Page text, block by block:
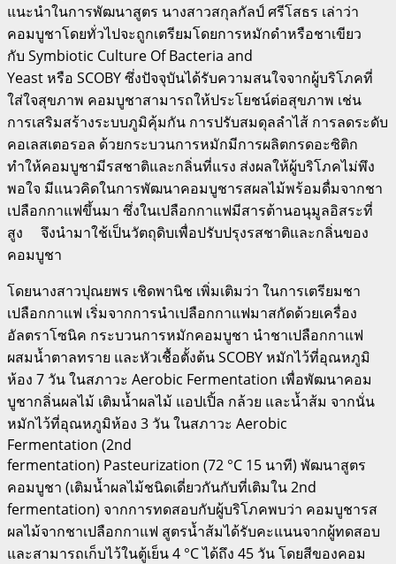
แนะนำในการพัฒนาสูตร นางสาวสกุลกัลป์ ศรีโสธร เล่าว่า
คอมบูชาโดยทั่วไปจะถูกเตรียมโดยการหมักดำหรือชาเขียว
กับ Symbiotic Culture Of Bacteria and
Yeast หรือ SCOBY ซึ่งปัจจุบันได้รับความสนใจจากผู้บริโภคที่
ใส่ใจสุขภาพ คอมบูชาสามารถให้ประโยชน์ต่อสุขภาพ เช่น
การเสริมสร้างระบบภูมิคุ้มกัน การปรับสมดุลลำไส้ การลดระดับ
คอเลสเตอรอล ด้วยกระบวนการหมักมีการผลิตกรดอะซิติก
ทำให้คอมบูชามีรสชาติและกลิ่นที่แรง ส่งผลให้ผู้บริโภคไม่พึง
พอใจ มีแนวคิดในการพัฒนาคอมบูชารสผลไม้พร้อมดื่มจากชา
เปลือกกาแฟขึ้นมา ซึ่งในเปลือกกาแฟมีสารต้านอนุมูลอิสระที่
สูง จึงนำมาใช้เป็นวัตถุดิบเพื่อปรับปรุงรสชาติและกลิ่นของ
คอมบูชา
โดยนางสาวปุณยพร เชิดพานิช เพิ่มเติมว่า ในการเตรียมชา
เปลือกกาแฟ เริ่มจากการนำเปลือกกาแฟมาสกัดด้วยเครื่อง
อัลตราโซนิค กระบวนการหมักคอมบูชา นำชาเปลือกกาแฟ
ผสมน้ำตาลทราย และหัวเชื้อตั้งต้น SCOBY หมักไว้ที่อุณหภูมิ
ห้อง 7 วัน ในสภาวะ Aerobic Fermentation เพื่อพัฒนาคอม
บูชากลิ่นผลไม้ เติมน้ำผลไม้ แอปเปิ้ล กล้วย และน้ำส้ม จากนั่น
หมักไว้ที่อุณหภูมิห้อง 3 วัน ในสภาวะ Aerobic
Fermentation (2nd
fermentation) Pasteurization (72 °C 15 นาที) พัฒนาสูตร
คอมบูชา (เติมน้ำผลไม้ชนิดเดี่ยวกันกับที่เติมใน 2nd
fermentation) จากการทดสอบกับผู้บริโภคพบว่า คอมบูชารส
ผลไม้จากชาเปลือกกาแฟ สูตรน้ำส้มได้รับคะแนนจากผู้ทดสอบ
และสามารถเก็บไว้ในตู้เย็น 4 °C ได้ถึง 45 วัน โดยสีของคอม